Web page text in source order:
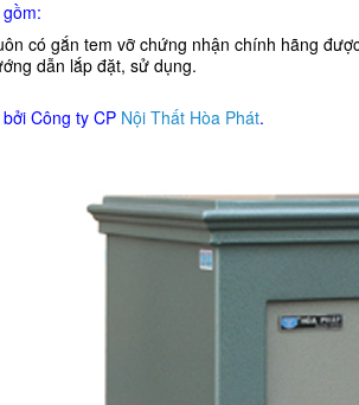
có gắn tem vỡ chứng nhận chính hãng
dẫn lắp đặt, sử dụng.
Công ty CP Nội Thất Hòa Phát.